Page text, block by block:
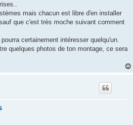
mais chacun est libre d'en installer
que c'est très moche suivant comment
certainement intéresser quelqu'un.
quelques photos de ton montage, ce sera